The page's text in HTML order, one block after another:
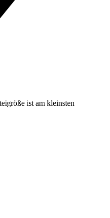
ist am kleinsten